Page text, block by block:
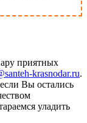
приятных
krasnodar.ru.
Вы остались
уладить